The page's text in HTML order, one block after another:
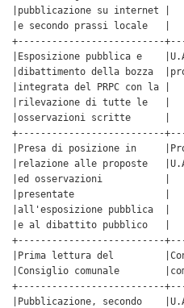
|pubblicazione su
|e secondo prassi
+--------------------------
|Esposizione pubblica e
|dibattimento della
|integrata del PRPC
|rilevazione di tutte
|osservazioni scritte
+--------------------------
|Presa di posizione in
|relazione alle proposte
|ed osservazioni
|presentate
|all'esposizione
|e al dibattito
+--------------------------
|Prima lettura del
|Consiglio comunale
+--------------------------
|Pubblicazione, secondo